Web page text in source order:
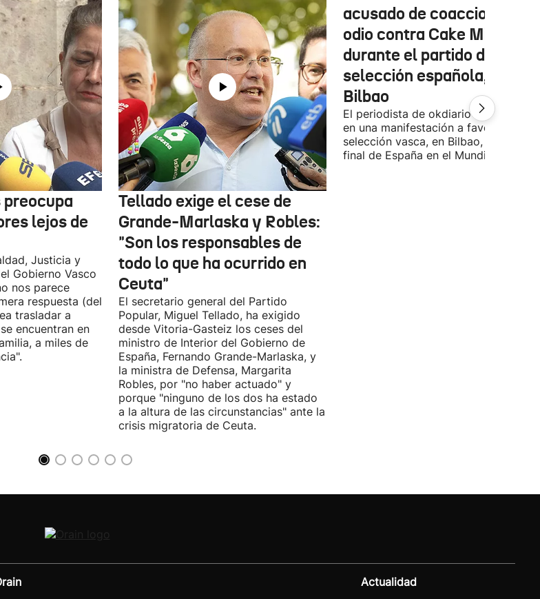
lejos de
Justicia y
Gobierno Vasco
nos parece
respuesta (del
trasladar a
encuentran en
a miles de
Tellado exige el cese de
Grande-Marlaska y Robles:
"Son los responsables de
todo lo que ha ocurrido en
Ceuta"
El secretario general del Partido
Popular, Miguel Tellado, ha exigido
desde Vitoria-Gasteiz los ceses del
ministro de Interior del Gobierno de
España, Fernando Grande-Marlaska, y
la ministra de Defensa, Margarita
Robles, por "no haber actuado" y
porque "ninguno de los dos ha estado
a la altura de las circunstancias" ante la
crisis migratoria de Ceuta.
acusado de coacciones y
odio contra Cake Minuesa
durante el partido de la
selección española, en
Bilbao
El periodista de okdiario se
en una manifestación a favor de la
selección vasca, en Bilbao, durante la
final de España en el Mundial.
Actualidad